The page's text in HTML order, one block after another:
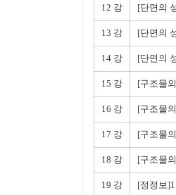
12 강 [단면의
13 강 [단면의
14 강 [단면의
15 강 [구조물
16 강 [구조물
17 강 [구조물
18 강 [구조물
19 강 [정정보